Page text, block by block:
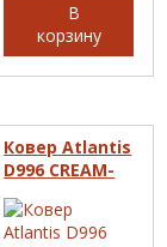
В
корзину
Ковер Atlantis
D996 CREAM-
GREY овал